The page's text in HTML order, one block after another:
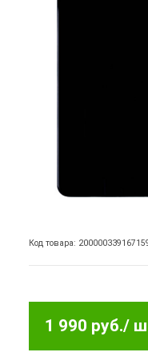
Код товара:
1 990 руб./